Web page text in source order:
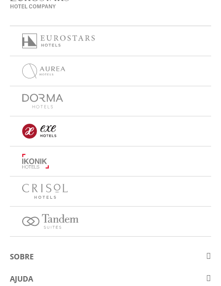
SOBRE
Sobre a Eurostars Hotel Company
AJUDA